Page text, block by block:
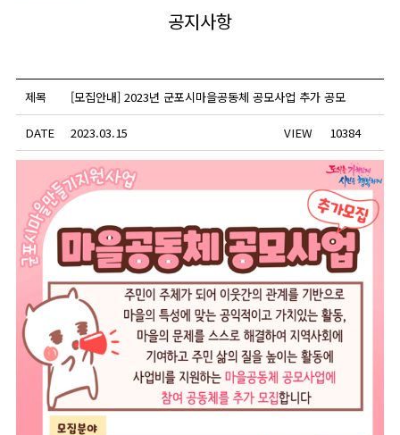
공지사항
제목 [모집안내] 2023년 군포시마을공동체 공모사업 추가 공모
DATE 2023.03.15 VIEW 10384